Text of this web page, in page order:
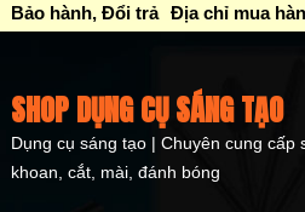
Bảo hành, Đổi trả Địa chỉ mua
SHOP DỤNG CỤ SÁNG TẠO
Dụng cụ sáng tạo | Chuyên cung cấp
khoan, cắt, mài, đánh bóng